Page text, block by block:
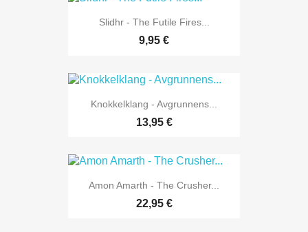
Slidhr - The Futile Fires...
9,95 €
Knokkelklang - Avgrunnens...
13,95 €
Amon Amarth - The Crusher...
22,95 €